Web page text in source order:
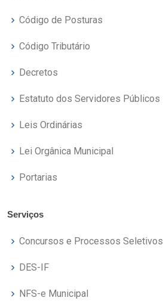
Código de Posturas
Código Tributário
Decretos
Estatuto dos Servidores Públicos
Leis Ordinárias
Lei Orgânica Municipal
Portarias
Serviços
Concursos e Processos Seletivos
DES-IF
NFS-e Municipal